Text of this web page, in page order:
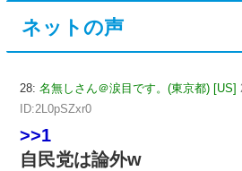
ネットの声
28: 名無しさん＠涙目です。(東京都) [US]
ID:2L0pSZxr0
>>1
自民党は論外w